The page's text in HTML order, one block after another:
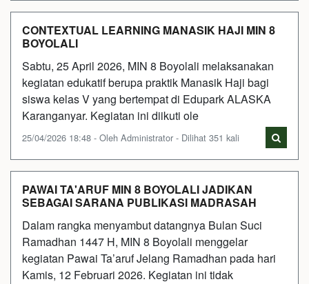
CONTEXTUAL LEARNING MANASIK HAJI MIN 8
BOYOLALI
Sabtu, 25 April 2026, MIN 8 Boyolali melaksanakan
kegiatan edukatif berupa praktik Manasik Haji bagi
siswa kelas V yang bertempat di Edupark ALASKA
Karanganyar. Kegiatan ini diikuti ole
25/04/2026 18:48 - Oleh Administrator - Dilihat 351 kali
PAWAI TA'ARUF MIN 8 BOYOLALI JADIKAN
SEBAGAI SARANA PUBLIKASI MADRASAH
Dalam rangka menyambut datangnya Bulan Suci
Ramadhan 1447 H, MIN 8 Boyolali menggelar
kegiatan Pawai Ta’aruf Jelang Ramadhan pada hari
Kamis, 12 Februari 2026. Kegiatan ini tidak